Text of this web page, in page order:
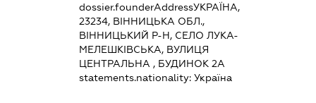
dossier.founderAddressУКРАЇНА,
23234, ВІННИЦЬКА ОБЛ.,
ВІННИЦЬКИЙ Р-Н, СЕЛО ЛУКА-
МЕЛЕШКІВСЬКА, ВУЛИЦЯ
ЦЕНТРАЛЬНА , БУДИНОК 2А
statements.nationality: Україна